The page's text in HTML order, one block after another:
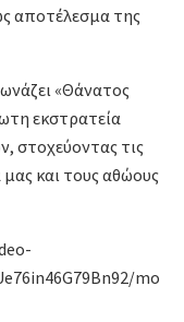
αποτέλεσμα της
«Θάνατος
εκστρατεία
στοχεύοντας τις
και τους αθώους
mo